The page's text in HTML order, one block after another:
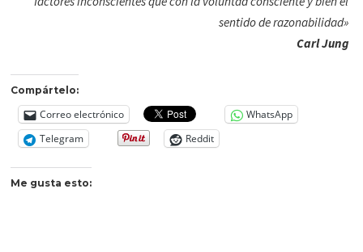
sentido de razonabilidad»
Carl Jung
Compártelo:
Correo electrónico
WhatsApp
Telegram
Reddit
Me gusta esto: